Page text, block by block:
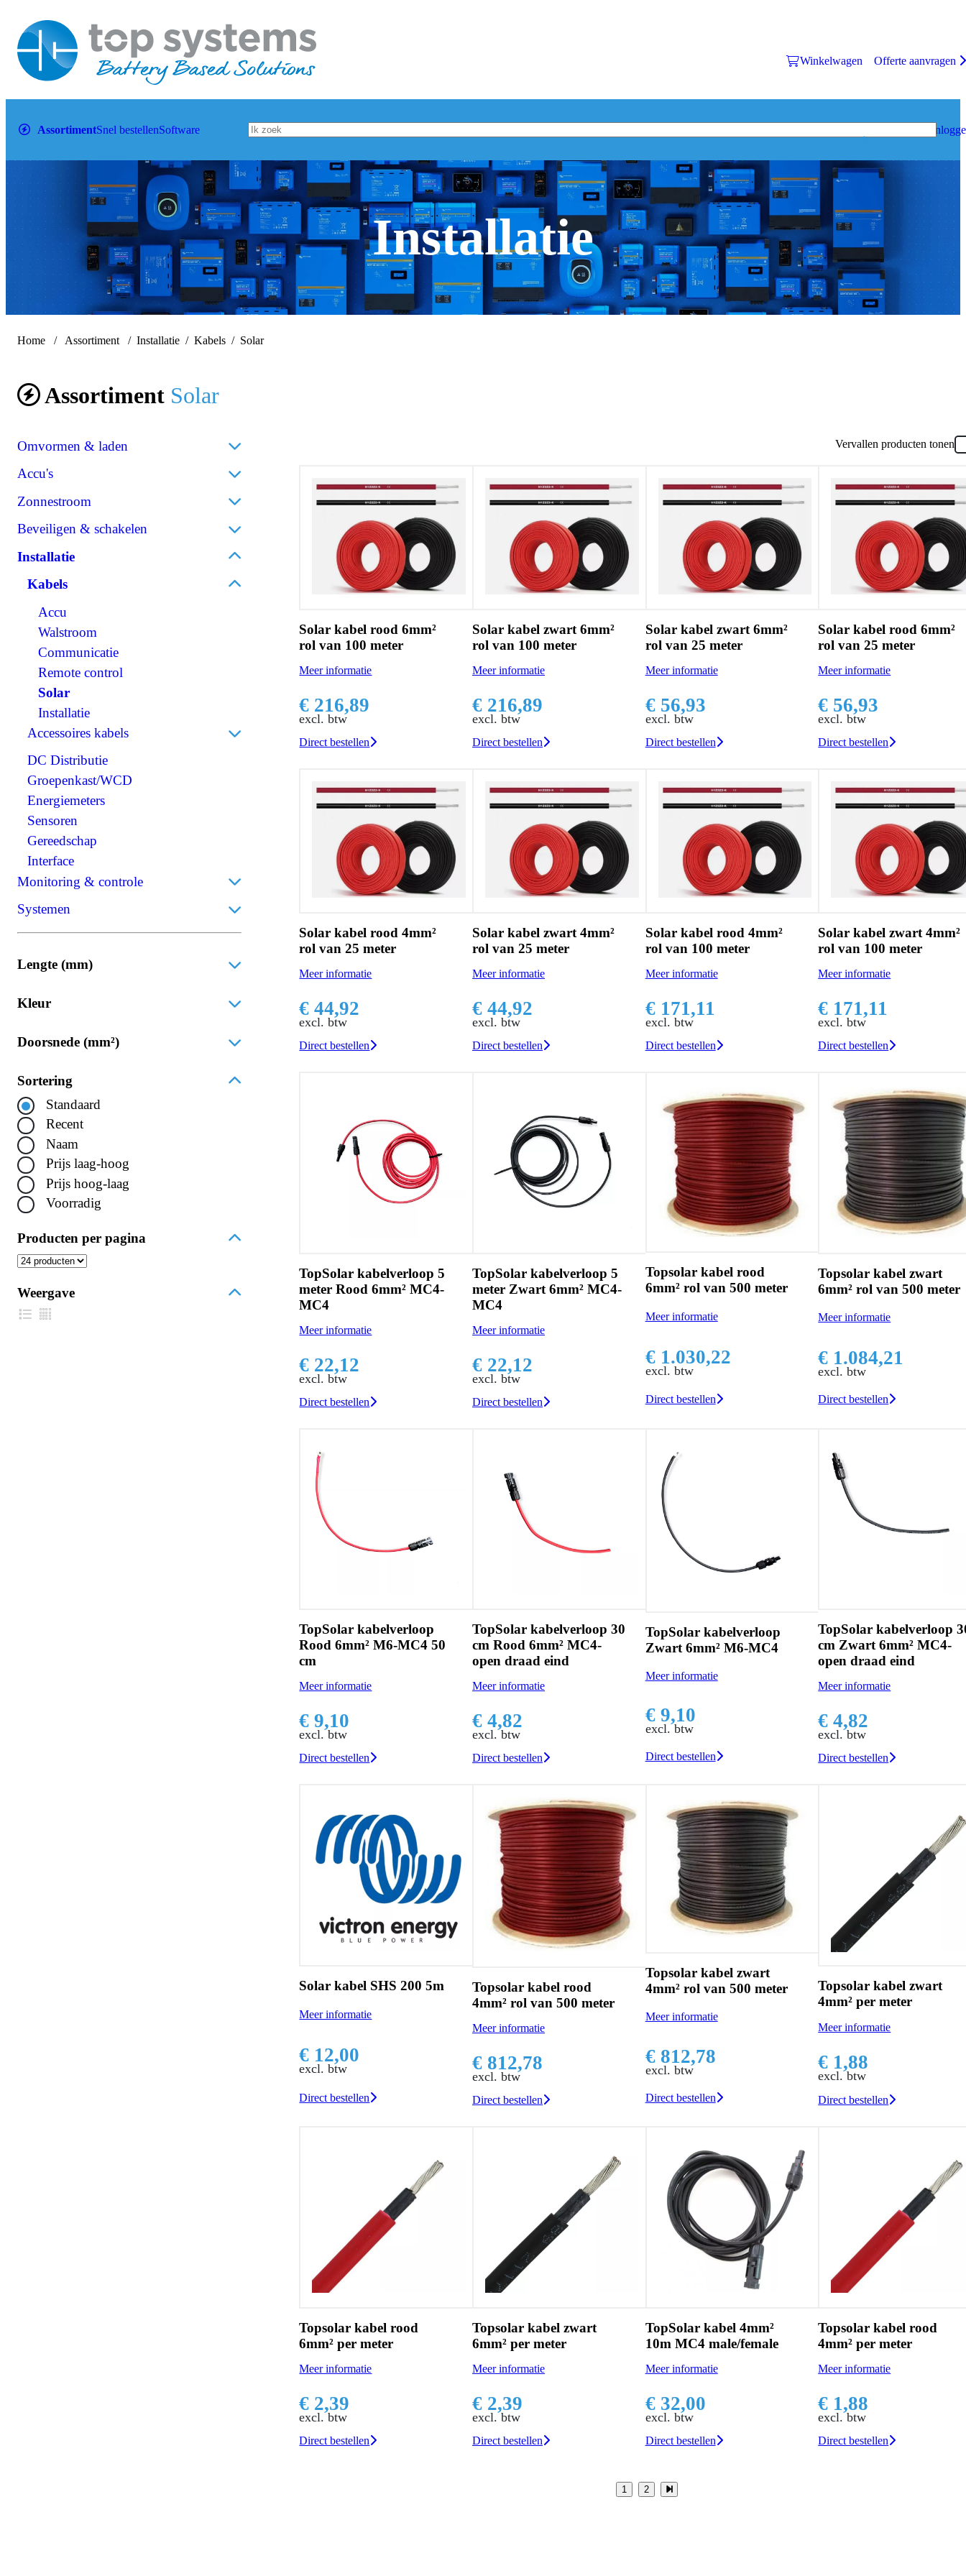
Winkelwagen Offerte aanvragen
AssortimentSnel bestellenSoftware
Installatie
Home Assortiment Installatie Kabels Solar
Omvormen & laden
Acculaders
Omvormen/laden combi
Omvormen DC/AC
120V Producten
IEC/UK Producten
Accessoires Omvormen & laden
Accu's
Lithium
AGM
Spiraalcel
Tractie
OPzS
OPzV
Accessoires accu's
Zonnestroom
Zonnepanelen
Omvormers zonnepanelen
Beveiligen & schakelen
Omschakelautomaten
Isolatiebewakers
Zekeringhouders
Schakelaars
Relais
Scheidingstransformatoren
BMS (Battery Management System)
Installatie
Kabels
Accu
Walstroom
Communicatie
Remote control
Solar
Installatie
Accessoires kabels
Perskabelogen
Accuklemmen
Isolatiekappen
Stekkers
Krimpkousen
DC Distributie
Groepenkast/WCD
Energiemeters
Sensoren
Gereedschap
Interface
Monitoring & controle
Accumonitors
Bedieningspanelen
Systemen
Bedrijfsbatterijen
Thuisbatterijen
Lengte (mm)
Kleur
Doorsnede (mm²)
Sortering
Standaard
Recent
Naam
Prijs laag-hoog
Prijs hoog-laag
Voorradig
Producten per pagina
Weergave
Assortiment Solar
Vervallen producten tonen
Solar kabel rood 6mm²
rol van 100 meter
Meer informatie
€ 216,89
excl. btw
Direct bestellen
Solar kabel zwart 6mm²
rol van 100 meter
Meer informatie
€ 216,89
excl. btw
Direct bestellen
Solar kabel zwart 6mm²
rol van 25 meter
Meer informatie
€ 56,93
excl. btw
Direct bestellen
Solar kabel rood 6mm²
rol van 25 meter
Meer informatie
€ 56,93
excl. btw
Direct bestellen
Solar kabel rood 4mm²
rol van 25 meter
Meer informatie
€ 44,92
excl. btw
Direct bestellen
Solar kabel zwart 4mm²
rol van 25 meter
Meer informatie
€ 44,92
excl. btw
Direct bestellen
Solar kabel rood 4mm²
rol van 100 meter
Meer informatie
€ 171,11
excl. btw
Direct bestellen
Solar kabel zwart 4mm²
rol van 100 meter
Meer informatie
€ 171,11
excl. btw
Direct bestellen
TopSolar kabelverloop 5
meter Rood 6mm² MC4-
MC4
Meer informatie
€ 22,12
excl. btw
Direct bestellen
TopSolar kabelverloop 5
meter Zwart 6mm² MC4-
MC4
Meer informatie
€ 22,12
excl. btw
Direct bestellen
Topsolar kabel rood
6mm² rol van 500 meter
Meer informatie
€ 1.030,22
excl. btw
Direct bestellen
Topsolar kabel zwart
6mm² rol van 500 meter
Meer informatie
€ 1.084,21
excl. btw
Direct bestellen
TopSolar kabelverloop
Rood 6mm² M6-MC4 50
cm
Meer informatie
€ 9,10
excl. btw
Direct bestellen
TopSolar kabelverloop 30
cm Rood 6mm² MC4-
open draad eind
Meer informatie
€ 4,82
excl. btw
Direct bestellen
TopSolar kabelverloop
Zwart 6mm² M6-MC4
Meer informatie
€ 9,10
excl. btw
Direct bestellen
TopSolar kabelverloop
cm Zwart 6mm² MC4-
open draad eind
Meer informatie
€ 4,82
excl. btw
Direct bestellen
Solar kabel SHS 200 5m
Meer informatie
€ 12,00
excl. btw
Direct bestellen
Topsolar kabel rood
4mm² rol van 500 meter
Meer informatie
€ 812,78
excl. btw
Direct bestellen
Topsolar kabel zwart
4mm² rol van 500 meter
Meer informatie
€ 812,78
excl. btw
Direct bestellen
Topsolar kabel zwart
4mm² per meter
Meer informatie
€ 1,88
excl. btw
Direct bestellen
Topsolar kabel rood
6mm² per meter
Meer informatie
€ 2,39
excl. btw
Direct bestellen
Topsolar kabel zwart
6mm² per meter
Meer informatie
€ 2,39
excl. btw
Direct bestellen
TopSolar kabel 4mm²
10m MC4 male/female
Meer informatie
€ 32,00
excl. btw
Direct bestellen
Topsolar kabel rood
4mm² per meter
Meer informatie
€ 1,88
excl. btw
Direct bestellen
1 2